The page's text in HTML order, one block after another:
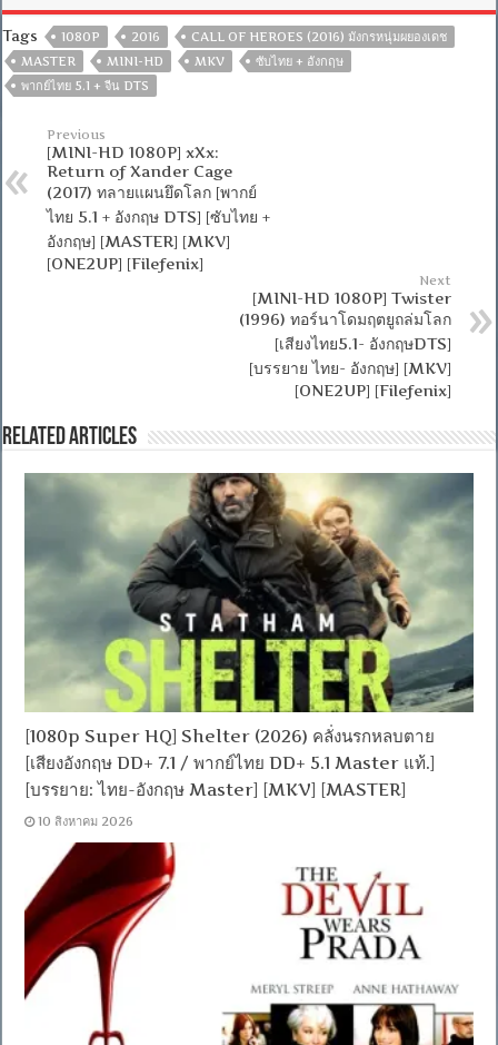
Tags 1080P 2016
CALL OF HEROES (2016) มังกรหนุ่มผยองเดช
MASTER
MINI-HD MKV
ซับไทย + อังกฤษ
พากย์ไทย 5.1 + จีน DTS
Previous
[MINI-HD 1080P] xXx:
Return of Xander Cage
(2017) ทลายแผนยึดโลก [พากย์
ไทย 5.1 + อังกฤษ DTS] [ซับไทย +
อังกฤษ] [MASTER] [MKV]
[ONE2UP] [Filefenix]
Next
[MINI-HD 1080P] Twister
(1996) ทอร์นาโดมฤตยูถล่มโลก
[เสียงไทย5.1- อังกฤษDTS]
[บรรยาย ไทย- อังกฤษ] [MKV]
[ONE2UP] [Filefenix]
Related Articles
[1080p Super HQ] Shelter (2026) คลั่งนรกหลบตาย
[เสียงอังกฤษ DD+ 7.1 / พากย์ไทย DD+ 5.1 Master แท้.]
[บรรยาย: ไทย-อังกฤษ Master] [MKV] [MASTER]
10 สิงหาคม 2026